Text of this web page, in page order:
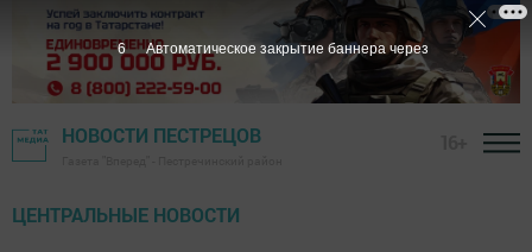
НОВОСТИ ПЕСТРЕЦОВ
ЦЕНТРАЛЬНЫЕ НОВОСТИ
5 Автоматическое закрытие баннера через